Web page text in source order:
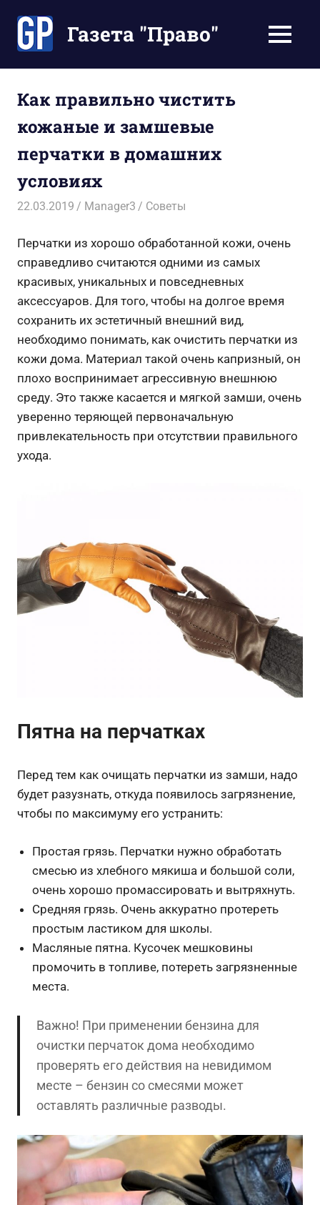
содержимомуГазета "Право"
экономят
Ваше
время
МЕНЮ
Как правильно чистить
кожаные и замшевые
перчатки в домашних
условиях
22.03.2019 Manager3 Советы
Перчатки из хорошо обработанной кожи, очень
справедливо считаются одними из самых
красивых, уникальных и повседневных
аксессуаров. Для того, чтобы на долгое время
сохранить их эстетичный внешний вид,
необходимо понимать, как очистить перчатки из
кожи дома. Материал такой очень капризный, он
плохо воспринимает агрессивную внешнюю
среду. Это также касается и мягкой замши, очень
уверенно теряющей первоначальную
привлекательность при отсутствии правильного
ухода.
Пятна на перчатках
Перед тем как очищать перчатки из замши, надо
будет разузнать, откуда появилось загрязнение,
чтобы по максимуму его устранить:
Простая грязь. Перчатки нужно обработать
смесью из хлебного мякиша и большой соли,
очень хорошо промассировать и вытряхнуть.
Средняя грязь. Очень аккуратно протереть
простым ластиком для школы.
Масляные пятна. Кусочек мешковины
промочить в топливе, потереть загрязненные
места.
Важно! При применении бензина для
очистки перчаток дома необходимо
проверять его действия на невидимом
месте – бензин со смесями может
оставлять различные разводы.